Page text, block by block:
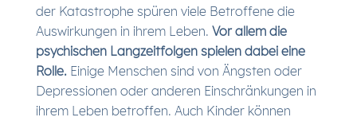
der Katastrophe spüren viele Betroffene die
Auswirkungen in ihrem Leben. Vor allem die
psychischen Langzeitfolgen spielen dabei eine
Rolle.Einige Menschen sind von Ängsten oder
Depressionen oder anderen Einschränkungen in
ihrem Leben betroffen. Auch Kinder können